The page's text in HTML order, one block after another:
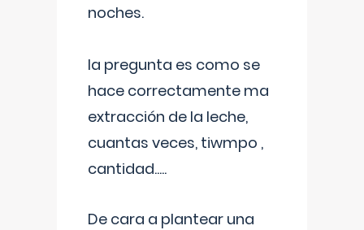
noches.
la pregunta es como se
hace correctamente ma
extracción de la leche,
cuantas veces, tiwmpo ,
cantidad.....
De cara a plantear una